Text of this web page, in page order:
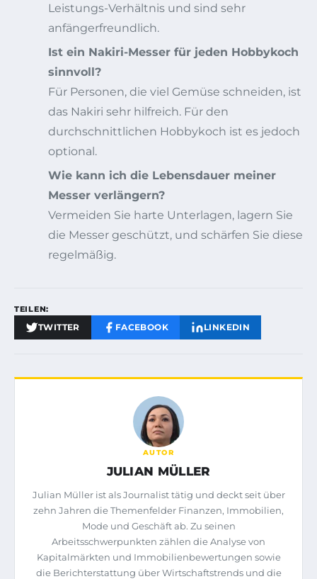
Leistungs-Verhältnis und sind sehr
anfängerfreundlich.
Ist ein Nakiri-Messer für jeden Hobbykoch
sinnvoll?
Für Personen, die viel Gemüse schneiden, ist
das Nakiri sehr hilfreich. Für den
durchschnittlichen Hobbykoch ist es jedoch
optional.
Wie kann ich die Lebensdauer meiner
Messer verlängern?
Vermeiden Sie harte Unterlagen, lagern Sie
die Messer geschützt, und schärfen Sie diese
regelmäßig.
TEILEN:
TWITTER FACEBOOK LINKEDIN
AUTOR
JULIAN MÜLLER
Julian Müller ist als Journalist tätig und deckt seit über
zehn Jahren die Themenfelder Finanzen, Immobilien,
Mode und Geschäft ab. Zu seinen
Arbeitsschwerpunkten zählen die Analyse von
Kapitalmärkten und Immobilienbewertungen sowie
die Berichterstattung über Wirtschaftstrends und die